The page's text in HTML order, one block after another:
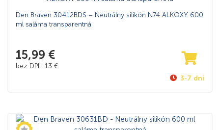
Den Braven 30412BDS – Neutrálny silikón N74 ALKOXY 600
ml saláma transparentná
15,99 €
bez DPH 13 €
3-7 dní